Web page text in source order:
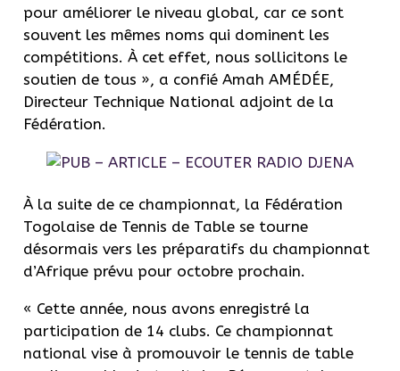
pour améliorer le niveau global, car ce sont
souvent les mêmes noms qui dominent les
compétitions. À cet effet, nous sollicitons le
soutien de tous », a confié Amah AMÉDÉE,
Directeur Technique National adjoint de la
Fédération.
À la suite de ce championnat, la Fédération
Togolaise de Tennis de Table se tourne
désormais vers les préparatifs du championnat
d’Afrique prévu pour octobre prochain.
« Cette année, nous avons enregistré la
participation de 14 clubs. Ce championnat
national vise à promouvoir le tennis de table